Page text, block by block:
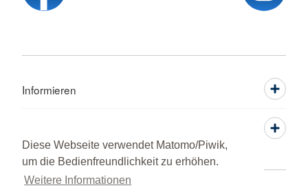
Diese Webseite verwendet Matomo/Piwik,
um die Bedienfreundlichkeit zu erhöhen.
Weitere Informationen
Informieren